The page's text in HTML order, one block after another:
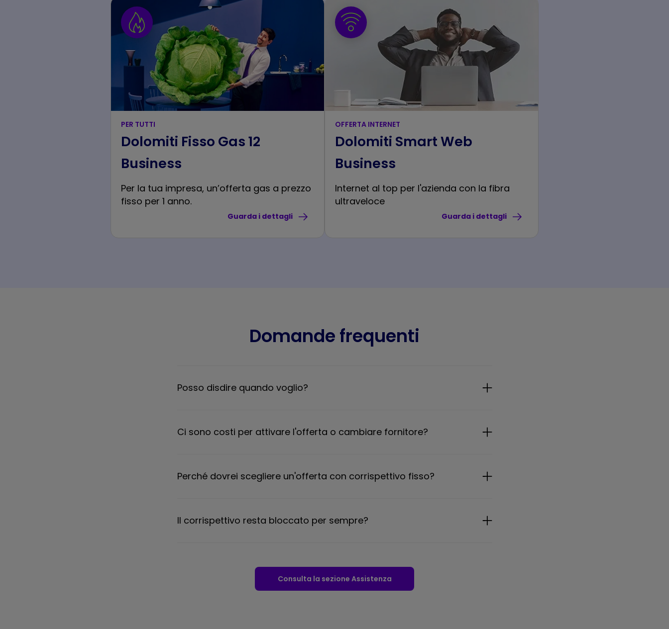
PER TUTTI
Dolomiti Fisso Gas 12
Business​
Per la tua impresa, un’offerta gas a prezzo
fisso per 1 anno.​
Guarda i dettagli
OFFERTA INTERNET
Dolomiti Smart Web
Business
Internet al top per l'azienda con la fibra
ultraveloce
Guarda i dettagli
Domande frequenti
Posso disdire quando voglio?
Ci sono costi per attivare l'offerta o cambiare fornitore?
Perché dovrei scegliere un'offerta con corrispettivo fisso?
Il corrispettivo resta bloccato per sempre?
Consulta la sezione Assistenza